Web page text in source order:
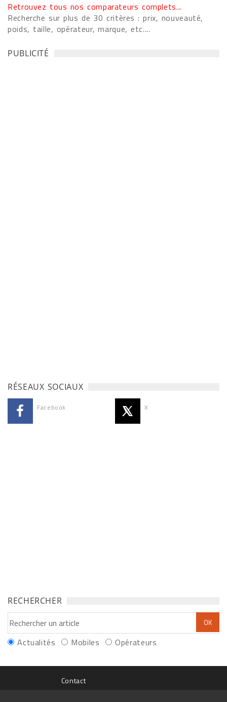
Retrouvez tous nos comparateurs complets...
Recherche sur plus de 30 critères : prix, nouveauté,
poids, taille, opérateur, marque, etc....
PUBLICITÉ
RÉSEAUX SOCIAUX
Facebook X
RECHERCHER
Actualités Mobiles Opérateurs
Contact